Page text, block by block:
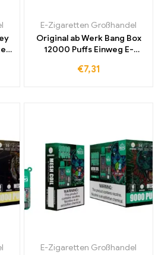
E-Zigaretten Großhandel
Original ab Werk Bang Box
12000 Puffs Einweg E-
Lychee für Duty-Free
€7,31
E-Zigaretten Großhandel